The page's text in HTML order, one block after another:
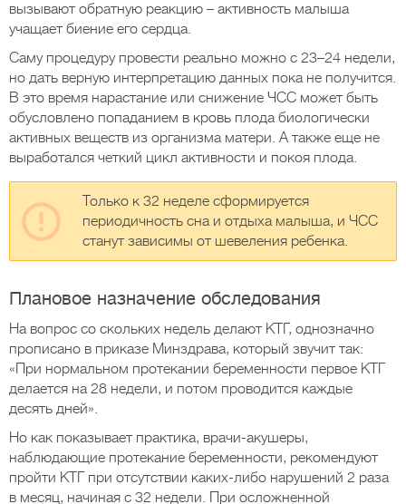
вызывают обратную реакцию – активность малыша
учащает биение его сердца.
Саму процедуру провести реально можно с 23–24 недели,
но дать верную интерпретацию данных пока не получится.
В это время нарастание или снижение ЧСС может быть
обусловлено попаданием в кровь плода биологически
активных веществ из организма матери. А также еще не
выработался четкий цикл активности и покоя плода.
Только к 32 неделе сформируется
периодичность сна и отдыха малыша, и ЧСС
станут зависимы от шевеления ребенка.
Плановое назначение обследования
На вопрос со скольких недель делают КТГ, однозначно
прописано в приказе Минздрава, который звучит так:
«При нормальном протекании беременности первое КТГ
делается на 28 недели, и потом проводится каждые
десять дней».
Но как показывает практика, врачи-акушеры,
наблюдающие протекание беременности, рекомендуют
пройти КТГ при отсутствии каких-либо нарушений 2 раза
в месяц, начиная с 32 недели. При осложненной